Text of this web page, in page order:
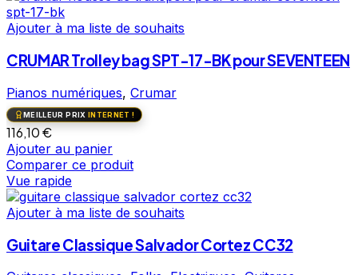
Ajouter à ma liste de souhaits
CRUMAR Trolley bag SPT-17-BK pour SEVENTEEN
Pianos numériques, Crumar
MEILLEUR PRIX INTERNET !
116,10€
Ajouter au panier
Comparer ce produit
Vue rapide
Ajouter à ma liste de souhaits
Guitare Classique Salvador Cortez CC32